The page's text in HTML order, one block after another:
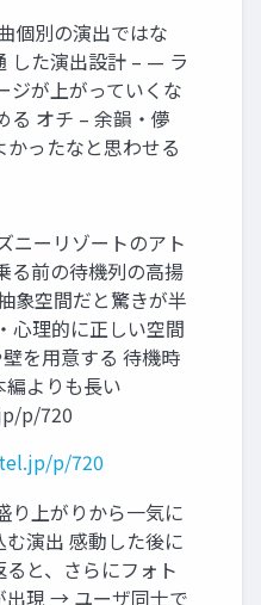
個別の演出ではな
した演出設計 – — ラ
ジが上がっていくな
る オチ – 余韻・儚
かったなと思わせる
ニーリゾートのアト
る前の待機列の高揚
象空間だと驚きが半
心理的に正しい空間
を用意する 待機時
よりも長い
p/720
p/720
り上がりから一気に
演出 感動した後に
と、さらにフォト
出現 → ユーザ同士で